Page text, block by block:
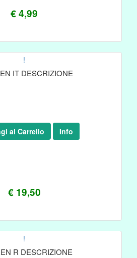
€ 4,99
!
IT DESCRIZIONE
€ 19,50
al Carrello Info
!
R DESCRIZIONE